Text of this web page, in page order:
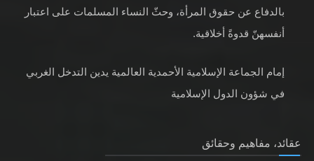
بالدفاع عن حقوق المرأة، وحثّ النساء المسلمات على اعتبار
أنفسهنّ قدوةً أخلاقية.
إمام الجماعة الإسلامية الأحمدية العالمية يدين التدخل الغربي
في شؤون الدول الإسلامية
عقائد، مفاهيم وحقائق